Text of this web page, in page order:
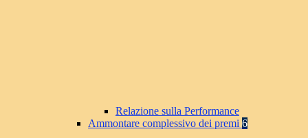
Relazione sulla Performance
Ammontare complessivo dei premi 6